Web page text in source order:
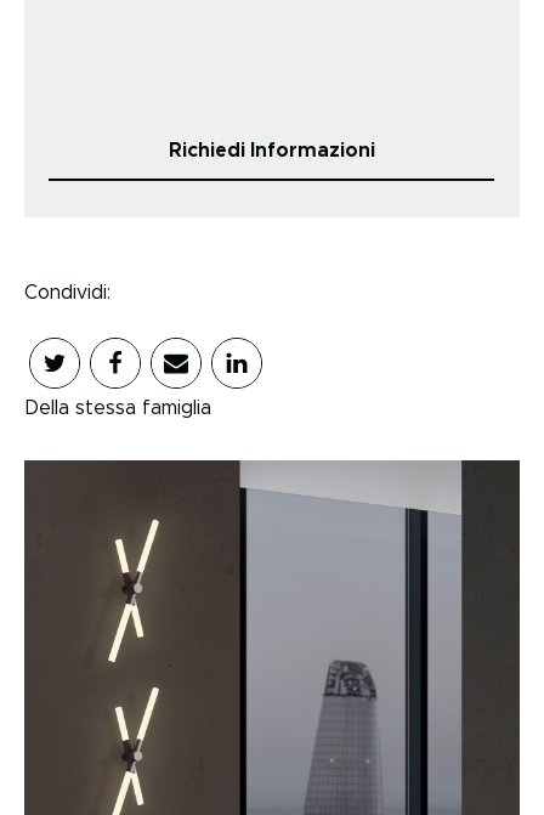
Richiedi Informazioni
Condividi:
Della stessa famiglia